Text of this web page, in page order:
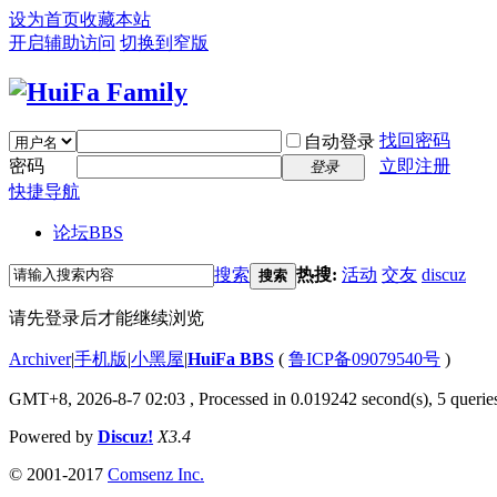
设为首页收藏本站
开启辅助访问 切换到窄版
自动登录 找回密码
密码
登录
立即注册
快捷导航
论坛BBS
搜索 搜索 热搜: 活动 交友 discuz
请先登录后才能继续浏览
Archiver|手机版|小黑屋|HuiFa BBS ( 鲁ICP备09079540号 )
GMT+8, 2026-8-7 02:03 , Processed in 0.019242 second(s), 5
Powered by Discuz! X3.4
© 2001-2017 Comsenz Inc.